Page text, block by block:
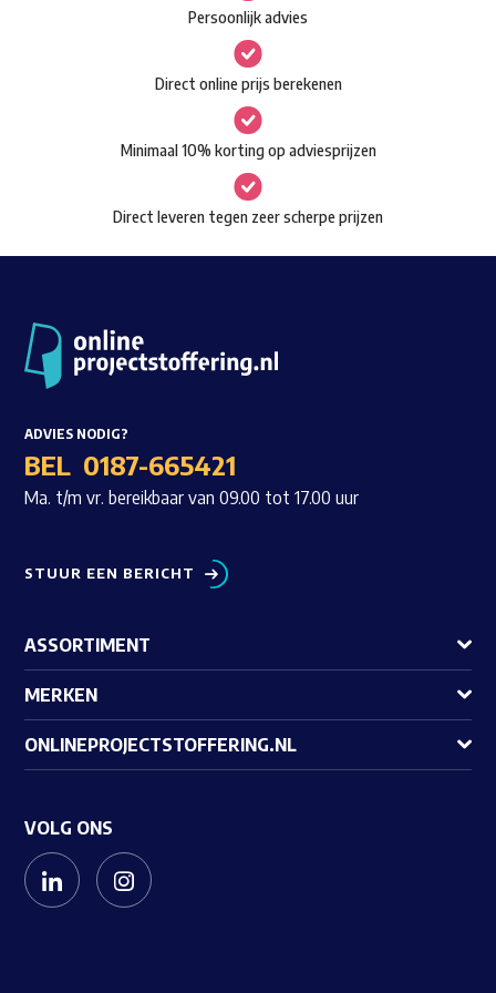
kan
gekozen
worden
op
de
productpagina
Persoonlijk advies
Direct online prijs berekenen
Minimaal 10% korting op adviesprijzen
Direct leveren tegen zeer scherpe prijzen
ADVIES NODIG?
BEL 0187-665421
Ma. t/m vr. bereikbaar van 09.00 tot 17.00 uur
STUUR EEN BERICHT
ASSORTIMENT
MERKEN
ONLINEPROJECTSTOFFERING.NL
VOLG ONS